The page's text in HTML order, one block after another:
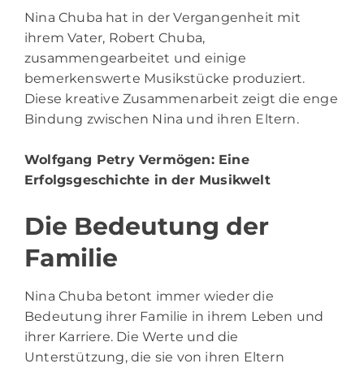
Nina Chuba hat in der Vergangenheit mit
ihrem Vater, Robert Chuba,
zusammengearbeitet und einige
bemerkenswerte Musikstücke produziert.
Diese kreative Zusammenarbeit zeigt die enge
Bindung zwischen Nina und ihren Eltern.
Wolfgang Petry Vermögen: Eine
Erfolgsgeschichte in der Musikwelt
Die Bedeutung der
Familie
Nina Chuba betont immer wieder die
Bedeutung ihrer Familie in ihrem Leben und
ihrer Karriere. Die Werte und die
Unterstützung, die sie von ihren Eltern